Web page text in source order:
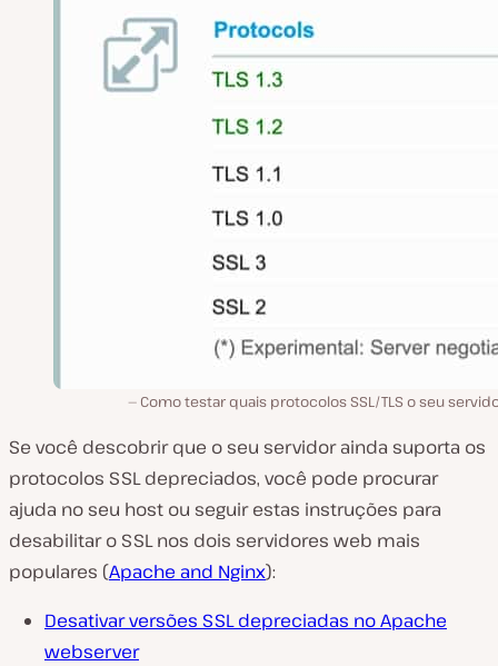
Como testar quais protocolos SSL/TLS o seu
Se você descobrir que o seu servidor ainda suporta os
protocolos SSL depreciados, você pode procurar
ajuda no seu host ou seguir estas instruções para
desabilitar o SSL nos dois servidores web mais
populares (Apache and Nginx):
Desativar versões SSL depreciadas no Apache
webserver